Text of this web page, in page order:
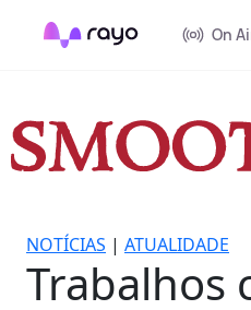
On
NOTÍCIAS | ATUALIDADE
Trabalhos